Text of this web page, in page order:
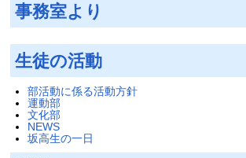
事務室より
生徒の活動
部活動に係る活動方針
運動部
文化部
NEWS
坂高生の一日